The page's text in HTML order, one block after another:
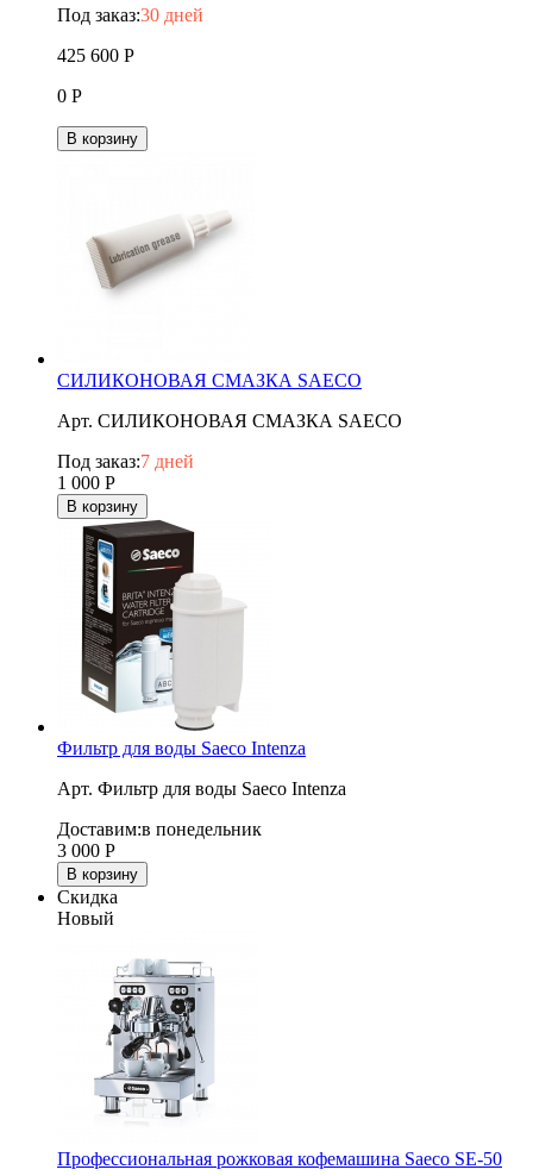
Под заказ:30 дней
425 600 Р
0 Р
В корзину
СИЛИКОНОВАЯ СМАЗКА SAECO
Арт. СИЛИКОНОВАЯ СМАЗКА SAECO
Под заказ:7 дней
1 000 Р
В корзину
Фильтр для воды Saeco Intenza
Арт. Фильтр для воды Saeco Intenza
Доставим:в понедельник
3 000 Р
В корзину
Скидка
Новый
Профессиональная рожковая кофемашина Saeco SE-50